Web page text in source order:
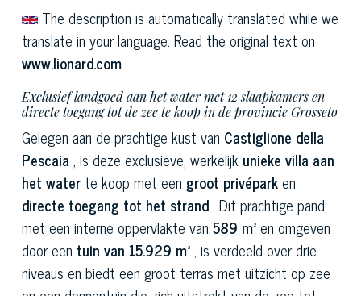
The description is automatically translated while we
translate in your language. Read the original text on
www.lionard.com
Exclusief landgoed aan het water met 12 slaapkamers en
directe toegang tot de zee te koop in de provincie Grosseto
Gelegen aan de prachtige kust van Castiglione della
Pescaia , is deze exclusieve, werkelijk unieke villa aan
het water te koop met een groot privéparken
directe toegang tot het strand. Dit prachtige pand,
met een interne oppervlakte van 589 m²en omgeven
door een tuin van 15.929 m², is verdeeld over drie
niveaus en biedt een groot terras met uitzicht op zee